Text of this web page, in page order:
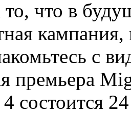
то, что в
кампания,
с
премьера
состоится